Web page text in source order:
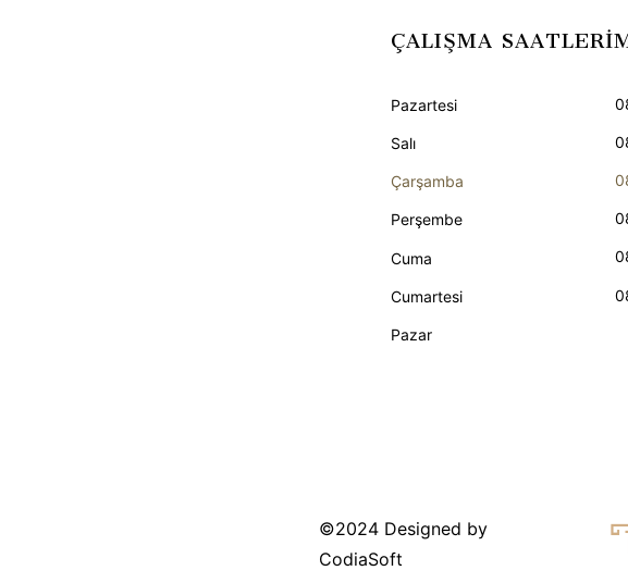
ÇALIŞMA
Pazartesi
Salı
Çarşamba
Perşembe
Cuma
Cumartesi
Pazar
©2024 Designed by
CodiaSoft